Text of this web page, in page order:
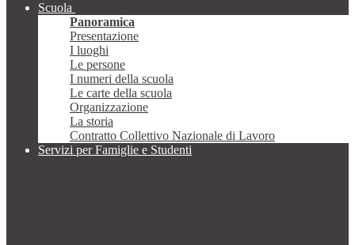
Scuola
Panoramica
Presentazione
I luoghi
Le persone
I numeri della scuola
Le carte della scuola
Organizzazione
La storia
Contratto Collettivo Nazionale di Lavoro
Servizi per Famiglie e Studenti